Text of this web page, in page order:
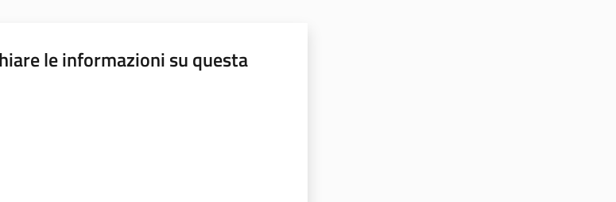
le informazioni su questa